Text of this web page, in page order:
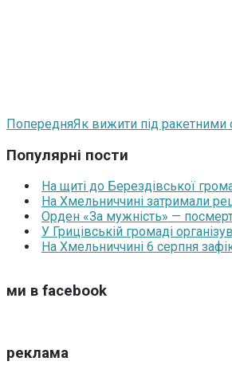
ПопередняЯк вижити під ракетними
Популярні пости
На щиті до Берездівської
На Хмельниччині затримали
Орден «За мужність» —
У Грицівській громаді
На Хмельниччині 6 серпня
ми в facebook
реклама